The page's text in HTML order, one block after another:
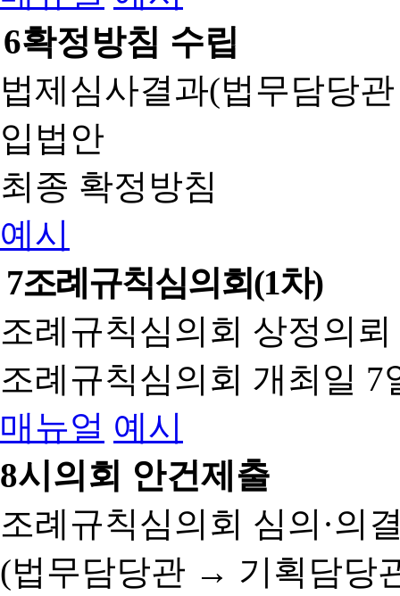
6확정방침 수립
법제심사결과(법무담당
입법안
최종 확정방침
예시
7조례규칙심의회(1차)
조례규칙심의회 상정의
조례규칙심의회 개최일 7
매뉴얼 예시
8시의회 안건제출
조례규칙심의회 심의·의
(법무담당관 → 기획담당